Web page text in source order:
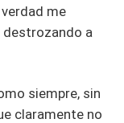
me
destrozando a
siempre, sin
claramente no